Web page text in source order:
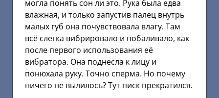
могла понять сон ли это. Рука была едва
влажная, и только запустив палец внутрь
малых губ она почувствовала влагу. Там
всё слегка вибрировало и побаливало, как
после первого использования её
вибратора. Она поднесла к лицу и
понюхала руку. Точно сперма. Но почему
ничего не вылилось? Тут писк прекратился.